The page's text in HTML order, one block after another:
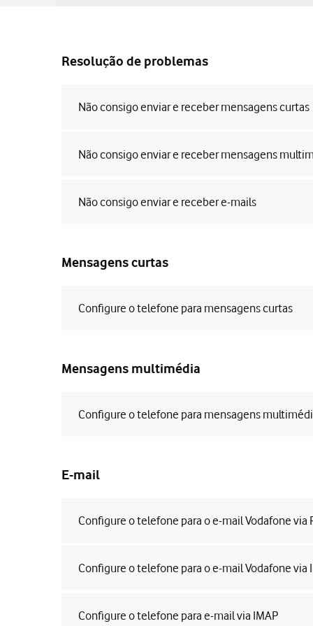
Resolução de problemas
Não consigo enviar e receber mensagens curtas
Não consigo enviar e receber mensagens
Não consigo enviar e receber e-mails
Mensagens curtas
Configure o telefone para mensagens curtas
Mensagens multimédia
Configure o telefone para mensagens
E-mail
Configure o telefone para o e-mail Vodafone via
Configure o telefone para o e-mail Vodafone via
Configure o telefone para e-mail via IMAP